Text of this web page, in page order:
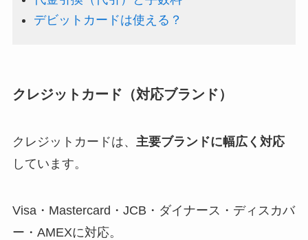
デビットカードは使える？
クレジットカード（対応ブランド）
クレジットカードは、 主要ブランドに幅広く対応
しています。
Visa・Mastercard・JCB・ダイナース・ディスカバ
ー・AMEXに対応。